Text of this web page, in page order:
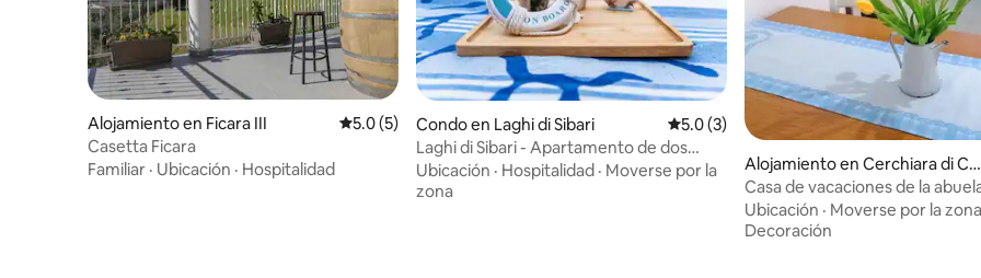
Alojamiento en Ficara III Calificación promedio: 5.0 de 5, 5 reseñas
5.0 (5)
Casetta Ficara
Familiar · Ubicación · Hospitalidad
Condo en Laghi di Sibari Calificación promedio: 5.0 de 5, 3 reseñas
5.0 (3)
Laghi di Sibari - Apartamento de dos
habitaciones
Ubicación · Hospitalidad · Moverse por la
zona
Alojamiento en Cerchiara di Cal
abria
Casa de vacaciones de la
Ubicación · Moverse por la zona
Decoración